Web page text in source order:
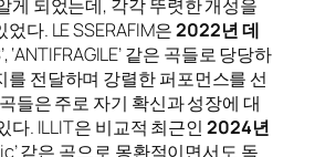
게 되었는데, 각각 뚜렷한 개성을
다. LE SSERAFIM은2022년 데
‘ANTIFRAGILE’ 같은 곡들로 당당하
를 전달하며 강렬한 퍼포먼스를 선
들은 주로 자기 확신과 성장에 대
다. ILLIT은 비교적 최근인2024년
같은 곡으로 몽환적이면서도 독